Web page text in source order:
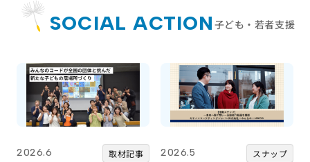
SOCIAL ACTION 子ども・若者支援
2026.6 取材記事 2026.5 スナップ